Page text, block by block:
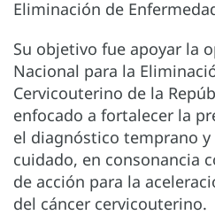
Eliminación de
Su objetivo fue apoyar la
Nacional para la
Cervicouterino de la
enfocado a fortalecer la
el diagnóstico temprano
cuidado, en consonancia
de acción para la
del cáncer cervicouterino.